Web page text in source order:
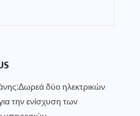
δύο ηλεκτρικών
την ενίσχυση των